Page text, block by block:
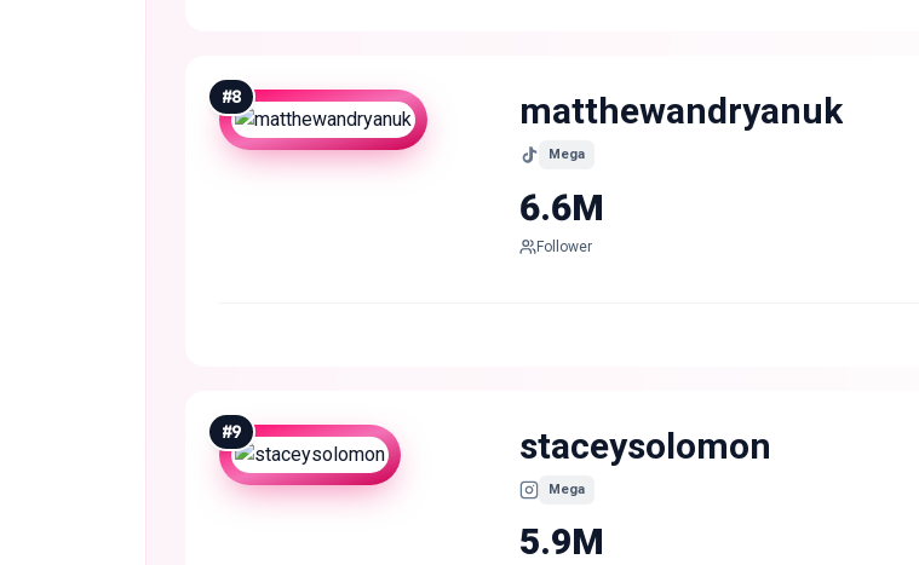
#8 matthewandryanuk
Mega
6.6M
Follower
#9 staceysolomon
Mega
5.9M